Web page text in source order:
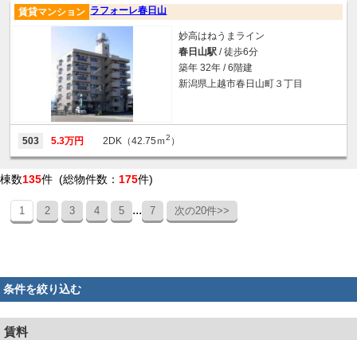
ラフォーレ春日山
賃貸マンション
妙高はねうまライン
春日山駅 / 徒歩6分
築年 32年 / 6階建
新潟県上越市春日山町３丁目
503 5.3万円 2DK（42.75ｍ2 ）
棟数135件 (総物件数： 175件)
1 2 3 4 5 ... 7 次の20件>>
条件を絞り込む
賃料